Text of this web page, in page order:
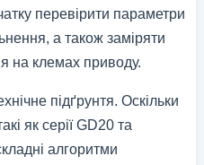
перевірити параметри
а також заміряти
на клемах приводу.
підґрунтя. Оскільки
як серії GD20 та
алгоритми